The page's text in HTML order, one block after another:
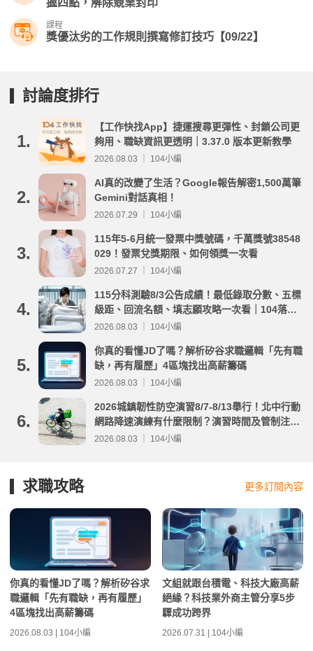
握四點，解除競業封印
課程
獎優汰劣的工作規則撰寫修訂技巧【09/22】
討論度排行
1.
【工作快找App】捷運搜尋更彈性、封鎖公司更
夠用、職缺資訊更透明｜3.37.0 版本更新教學
2026.08.03 ｜ 104小編
2.
AI真的改變了生活？Google報告解密1,500萬筆
Gemini對話真相！
2026.07.29 ｜ 104小編
3.
115年5-6月統一發票中獎號碼，千萬獎號38548
029！發票兌獎期限、如何領獎一次看
2026.07.27 ｜ 104小編
4.
115分科測驗8/3公告成績！最低錄取分數、五標
級距、回流名額、填志願攻略一次看｜104落點
分析
2026.08.03 ｜ 104小編
5.
你真的看懂JD了嗎？解析矽谷求職邏輯「先有職
缺，再有履歷」4區塊找出高薪籌碼
2026.08.03 ｜ 104小編
6.
2026城鎮韌性防空演習8/7-8/13舉行！北中行動
網路降速演練有什麼限制？演習時間及管制注意
事項整理
2026.08.03 ｜ 104小編
求職攻略 更多訂閱內容
你真的看懂JD了嗎？解析矽谷求
職邏輯「先有職缺，再有履歷」
4區塊找出高薪籌碼
2026.08.03 | 104小編
文組就跟台積電、科技大廠高薪
絕緣？科技業外商主管分享5步
驟成功跨界
2026.07.31 | 104小編